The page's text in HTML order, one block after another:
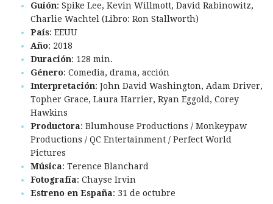
Guión: Spike Lee, Kevin Willmott, David Rabinowitz,
Charlie Wachtel (Libro: Ron Stallworth)
País: EEUU
Año: 2018
Duración: 128 min.
Género: Comedia, drama, acción
Interpretación: John David Washington, Adam Driver,
Topher Grace, Laura Harrier, Ryan Eggold, Corey
Hawkins
Productora: Blumhouse Productions / Monkeypaw
Productions / QC Entertainment / Perfect World
Pictures
Música: Terence Blanchard
Fotografía: Chayse Irvin
Estreno en España: 31 de octubre